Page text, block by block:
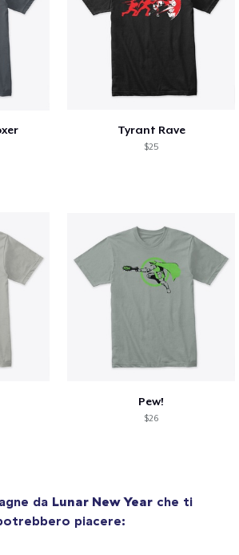
Tyrant Rave
$25
Pew!
$26
da Lunar New Year che ti
piacere: